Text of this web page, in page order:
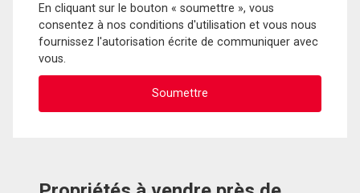
En cliquant sur le bouton « soumettre », vous
consentez à nos conditions d'utilisation et vous nous
fournissez l'autorisation écrite de communiquer avec
vous.